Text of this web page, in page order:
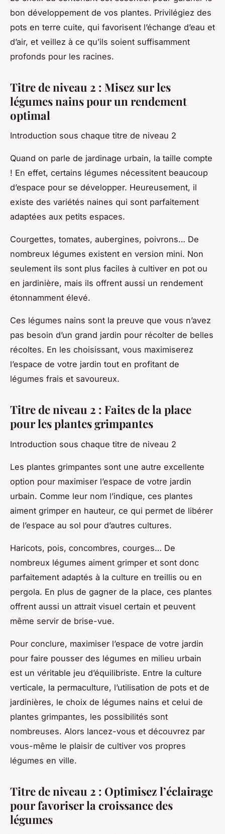
bon développement de vos plantes. Privilégiez des
pots en terre cuite, qui favorisent l’échange d’eau et
d’air, et veillez à ce qu’ils soient suffisamment
profonds pour les racines.
Titre de niveau 2 : Misez sur les
légumes nains pour un rendement
optimal
Introduction sous chaque titre de niveau 2
Quand on parle de jardinage urbain, la taille compte
! En effet, certains légumes nécessitent beaucoup
d’espace pour se développer. Heureusement, il
existe des variétés naines qui sont parfaitement
adaptées aux petits espaces.
Courgettes, tomates, aubergines, poivrons… De
nombreux légumes existent en version mini. Non
seulement ils sont plus faciles à cultiver en pot ou
en jardinière, mais ils offrent aussi un rendement
étonnamment élevé.
Ces légumes nains sont la preuve que vous n’avez
pas besoin d’un grand jardin pour récolter de belles
récoltes. En les choisissant, vous maximiserez
l’espace de votre jardin tout en profitant de
légumes frais et savoureux.
Titre de niveau 2 : Faites de la place
pour les plantes grimpantes
Introduction sous chaque titre de niveau 2
Les plantes grimpantes sont une autre excellente
option pour maximiser l’espace de votre jardin
urbain. Comme leur nom l’indique, ces plantes
aiment grimper en hauteur, ce qui permet de libérer
de l’espace au sol pour d’autres cultures.
Haricots, pois, concombres, courges… De
nombreux légumes aiment grimper et sont donc
parfaitement adaptés à la culture en treillis ou en
pergola. En plus de gagner de la place, ces plantes
offrent aussi un attrait visuel certain et peuvent
même servir de brise-vue.
Pour conclure, maximiser l’espace de votre jardin
pour faire pousser des légumes en milieu urbain
est un véritable jeu d’équilibriste. Entre la culture
verticale, la permaculture, l’utilisation de pots et de
jardinières, le choix de légumes nains et celui de
plantes grimpantes, les possibilités sont
nombreuses. Alors lancez-vous et découvrez par
vous-même le plaisir de cultiver vos propres
légumes en ville.
Titre de niveau 2 : Optimisez l’éclairage
pour favoriser la croissance des
légumes